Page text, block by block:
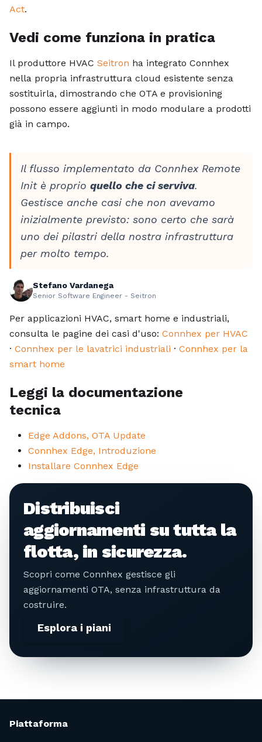
Act.
Vedi come funziona in pratica
Il produttore HVAC Seitron ha integrato Connhex
nella propria infrastruttura cloud esistente senza
sostituirla, dimostrando che OTA e provisioning
possono essere aggiunti in modo modulare a prodotti
già in campo.
Il flusso implementato da Connhex Remote
Init è proprio quello che ci serviva.
Gestisce anche casi che non avevamo
inizialmente previsto: sono certo che sarà
uno dei pilastri della nostra infrastruttura
per molto tempo.
Stefano Vardanega
Senior Software Engineer - Seitron
Per applicazioni HVAC, smart home e industriali,
consulta le pagine dei casi d'uso: Connhex per HVAC
· Connhex per le lavatrici industriali · Connhex per la
smart home
Leggi la documentazione
tecnica
Edge Addons, OTA Update
Connhex Edge, Introduzione
Installare Connhex Edge
Distribuisci
aggiornamenti su tutta la
flotta, in sicurezza.
Scopri come Connhex gestisce gli
aggiornamenti OTA, senza infrastruttura da
costruire.
Esplora i piani
Piattaforma